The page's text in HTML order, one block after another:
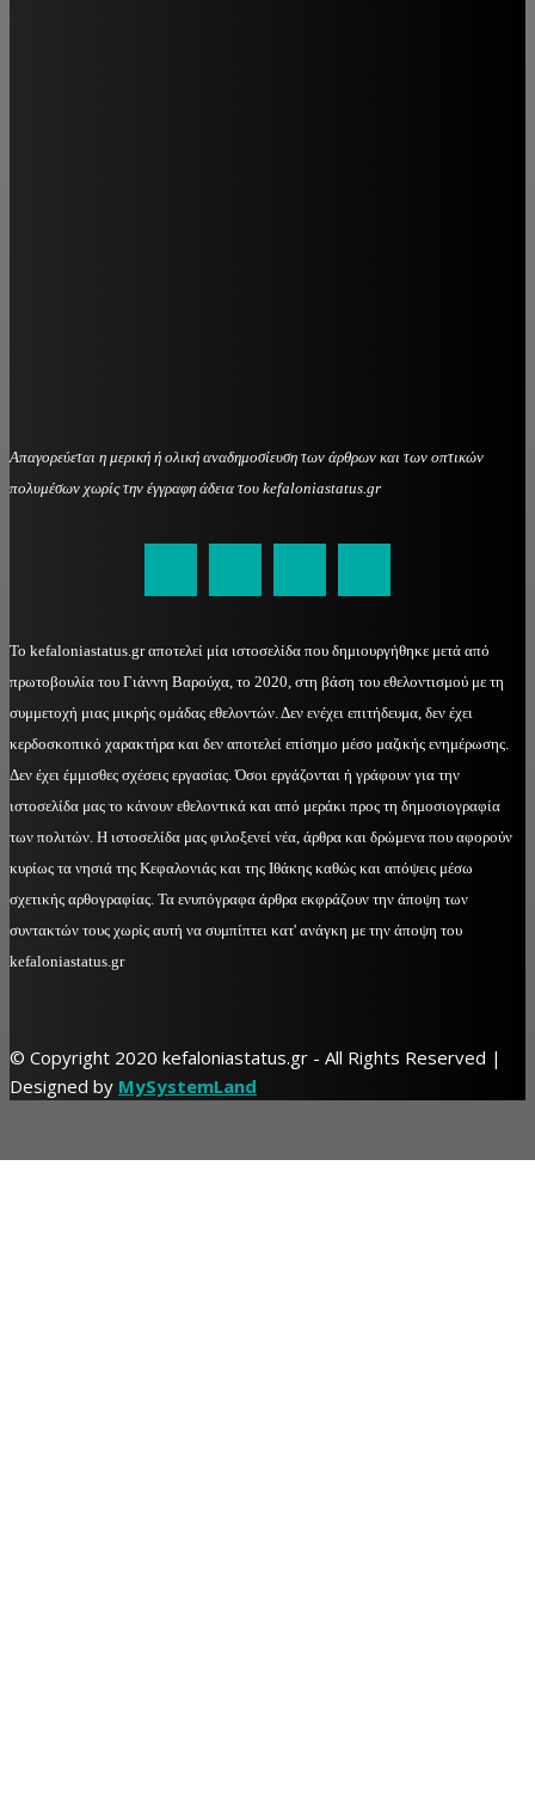
Απαγορεύεται η μερική ή ολική αναδημοσίευση των άρθρων και των οπτικών
πολυμέσων χωρίς την έγγραφη άδεια του kefaloniastatus.gr
Το kefaloniastatus.gr αποτελεί μία ιστοσελίδα που δημιουργήθηκε μετά από
πρωτοβουλία του Γιάννη Βαρούχα, το 2020, στη βάση του εθελοντισμού με τη
συμμετοχή μιας μικρής ομάδας εθελοντών. Δεν ενέχει επιτήδευμα, δεν έχει
κερδοσκοπικό χαρακτήρα και δεν αποτελεί επίσημο μέσο μαζικής ενημέρωσης.
Δεν έχει έμμισθες σχέσεις εργασίας. Όσοι εργάζονται ή γράφουν για την
ιστοσελίδα μας το κάνουν εθελοντικά και από μεράκι προς τη δημοσιογραφία
των πολιτών. Η ιστοσελίδα μας φιλοξενεί νέα, άρθρα και δρώμενα που αφορούν
κυρίως τα νησιά της Κεφαλονιάς και της Ιθάκης καθώς και απόψεις μέσω
σχετικής αρθογραφίας. Τα ενυπόγραφα άρθρα εκφράζουν την άποψη των
συντακτών τους χωρίς αυτή να συμπίπτει κατ' ανάγκη με την άποψη του
kefaloniastatus.gr
© Copyright 2020 kefaloniastatus.gr - All Rights Reserved |
Designed by MySystemLand